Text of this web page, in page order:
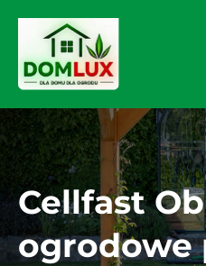
Cellfast
ogrodowe